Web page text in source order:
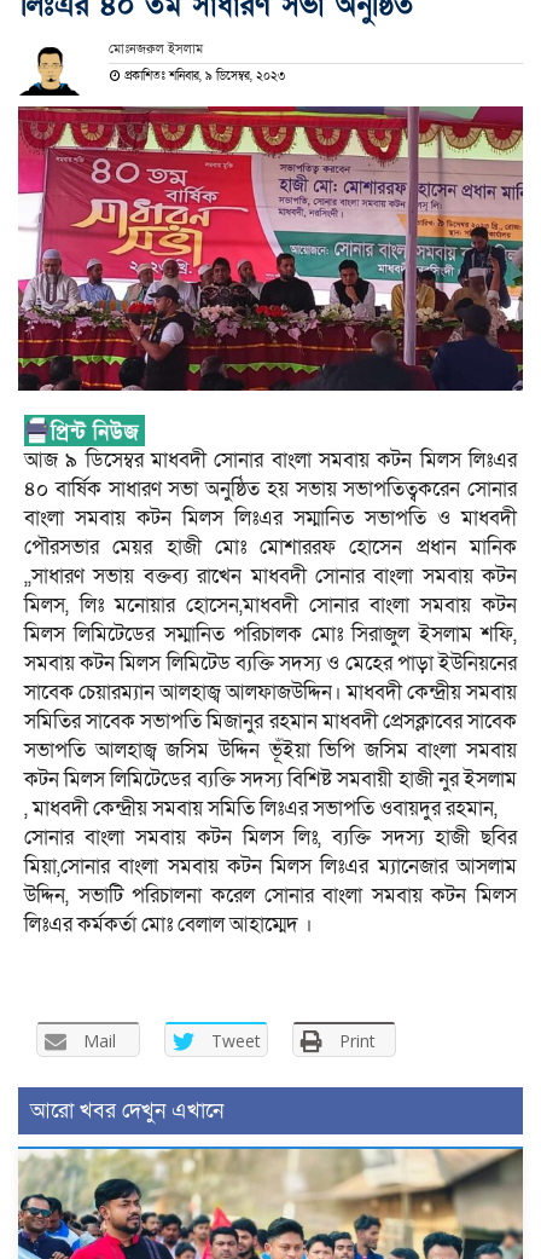
মোঃনজরুল ইসলাম
প্রকাশিতঃ শনিবার, ৯ ডিসেম্বর, ২০২৩
আজ ৯ ডিসেম্বর মাধবদী সোনার বাংলা সমবায় কটন মিলস লিঃএর
৪০ বার্ষিক সাধারণ সভা অনুষ্ঠিত হয় সভায় সভাপতিত্বকরেন সোনার
বাংলা সমবায় কটন মিলস লিঃএর সম্মানিত সভাপতি ও মাধবদী
পৌরসভার মেয়র হাজী মোঃ মোশাররফ হোসেন প্রধান মানিক
,,সাধারণ সভায় বক্তব্য রাখেন মাধবদী সোনার বাংলা সমবায় কটন
মিলস, লিঃ মনোয়ার হোসেন,মাধবদী সোনার বাংলা সমবায় কটন
মিলস লিমিটেডের সম্মানিত পরিচালক মোঃ সিরাজুল ইসলাম শফি,
সমবায় কটন মিলস লিমিটেড ব্যক্তি সদস্য ও মেহের পাড়া ইউনিয়নের
সাবেক চেয়ারম্যান আলহাজ্ব আলফাজউদ্দিন। মাধবদী কেন্দ্রীয় সমবায়
সমিতির সাবেক সভাপতি মিজানুর রহমান মাধবদী প্রেসক্লাবের সাবেক
সভাপতি আলহাজ্ব জসিম উদ্দিন ভূঁইয়া ভিপি জসিম বাংলা সমবায়
কটন মিলস লিমিটেডের ব্যক্তি সদস্য বিশিষ্ট সমবায়ী হাজী নুর ইসলাম
, মাধবদী কেন্দ্রীয় সমবায় সমিতি লিঃএর সভাপতি ওবায়দুর রহমান,
সোনার বাংলা সমবায় কটন মিলস লিঃ, ব্যক্তি সদস্য হাজী ছবির
মিয়া,সোনার বাংলা সমবায় কটন মিলস লিঃএর ম্যানেজার আসলাম
উদ্দিন, সভাটি পরিচালনা করেল সোনার বাংলা সমবায় কটন মিলস
লিঃএর কর্মকর্তা মোঃ বেলাল আহাম্মেদ ।
Mail Tweet Print
আরো খবর দেখুন এখানে